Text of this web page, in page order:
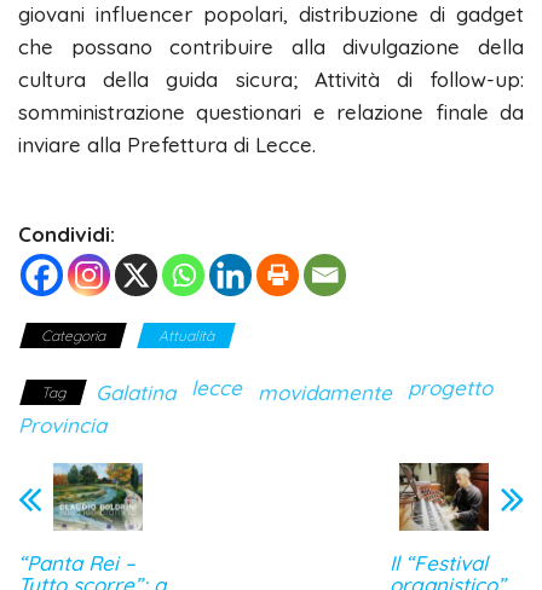
giovani influencer popolari, distribuzione di gadget
che possano contribuire alla divulgazione della
cultura della guida sicura; Attività di follow-up:
somministrazione questionari e relazione finale da
inviare alla Prefettura di Lecce.
Condividi:
Categoria Attualità
Tag Galatina lecce movidamente
progetto
Provincia
“Panta Rei –
Tutto scorre”: a
Il “Festival
organistico”